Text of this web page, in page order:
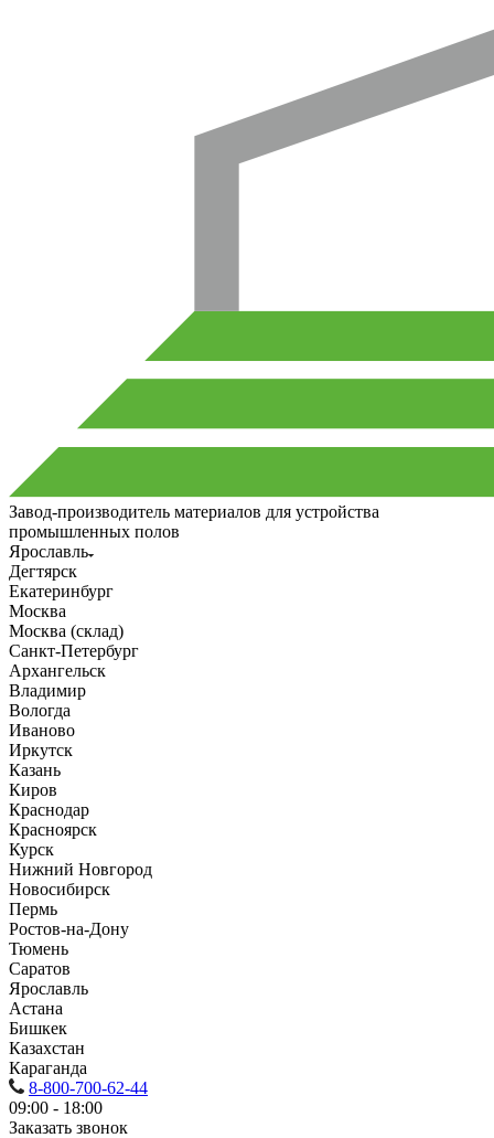
Завод-производитель материалов для устройства
промышленных полов
Ярославль
Дегтярск
Екатеринбург
Москва
Москва (склад)
Санкт-Петербург
Архангельск
Владимир
Вологда
Иваново
Иркутск
Казань
Киров
Краснодар
Красноярск
Курск
Нижний Новгород
Новосибирск
Пермь
Ростов-на-Дону
Тюмень
Саратов
Ярославль
Астана
Бишкек
Казахстан
Караганда
8-800-700-62-44
09:00 - 18:00
Заказать звонок